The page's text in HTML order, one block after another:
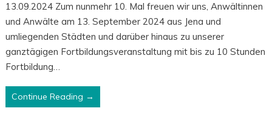
In
13.09.2024 Zum nunmehr 10. Mal freuen wir uns, Anwältinnen
und Anwälte am 13. September 2024 aus Jena und
umliegenden Städten und darüber hinaus zu unserer
ganztägigen Fortbildungsveranstaltung mit bis zu 10 Stunden
Fortbildung…
Continue Reading →